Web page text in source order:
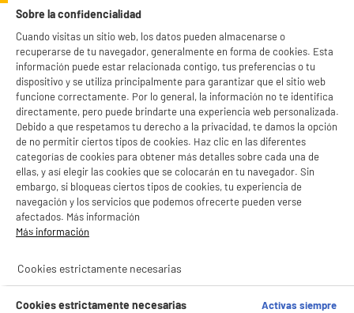
productItem_availability_txt-
current-store
LEGANÉS, MADRID
productItem__availability-
change-btn
product_list_sticky_button_Filter
Rechazar todas
BIENVENIDO a ELECTRO
DEPOT
Sobre la confidencialidad
Cuando visitas un sitio web, los datos pueden almacenarse o
recuperarse de tu navegador, generalmente en forma de cookies. Esta
información puede estar relacionada contigo, tus preferencias o tu
dispositivo y se utiliza principalmente para garantizar que el sitio web
funcione correctamente. Por lo general, la información no te identifica
directamente, pero puede brindarte una experiencia web personalizada.
Debido a que respetamos tu derecho a la privacidad, te damos la opción
de no permitir ciertos tipos de cookies. Haz clic en las diferentes
categorías de cookies para obtener más detalles sobre cada una de
ellas, y así elegir las cookies que se colocarán en tu navegador. Sin
embargo, si bloqueas ciertos tipos de cookies, tu experiencia de
navegación y los servicios que podemos ofrecerte pueden verse
afectados. Más información
Más información
Cookies estrictamente necesarias
Cookies estrictamente necesarias
Activas siempre